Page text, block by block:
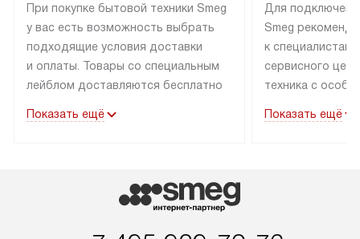
При покупке бытовой техники Smeg
у вас есть возможность выбрать
подходящие условия доставки
и оплаты. Товары со специальным
лейблом доставляются бесплатно
до подъезда. Доставка за пределы
маркировку «в наличии», может
быть отправлен покупателю
Показать ещё
Для
Smeg
к специалистам
сервисного
техника с
коммуникациям.
Показать ещё